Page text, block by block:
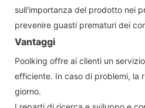
sull'importanza del prodotto nei
prevenire guasti prematuri dei
Vantaggi
Poolking offre ai clienti un
efficiente. In caso di problemi, la
giorno.